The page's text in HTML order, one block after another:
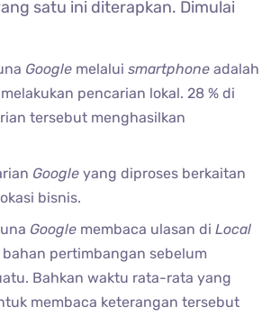
satu ini diterapkan. Dimulai
Google melaluismartphoneadalah
pencarian lokal. 28 % di
tersebut menghasilkan
Googleyang diproses berkaitan
bisnis.
Google membaca ulasan diLocal
bahan pertimbangan sebelum
Bahkan waktu rata-rata yang
membaca keterangan tersebut